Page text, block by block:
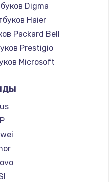
Digma
Haier
Packard Bell
Prestigio
Microsoft
Alienware
Aquarius
Gigabyte
Aorus
Maibenben
Getac
Epson
Philips